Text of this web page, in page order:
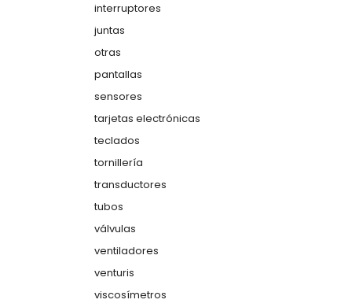
interruptores
juntas
otras
pantallas
sensores
tarjetas electrónicas
teclados
tornillería
transductores
tubos
válvulas
ventiladores
venturis
viscosímetros